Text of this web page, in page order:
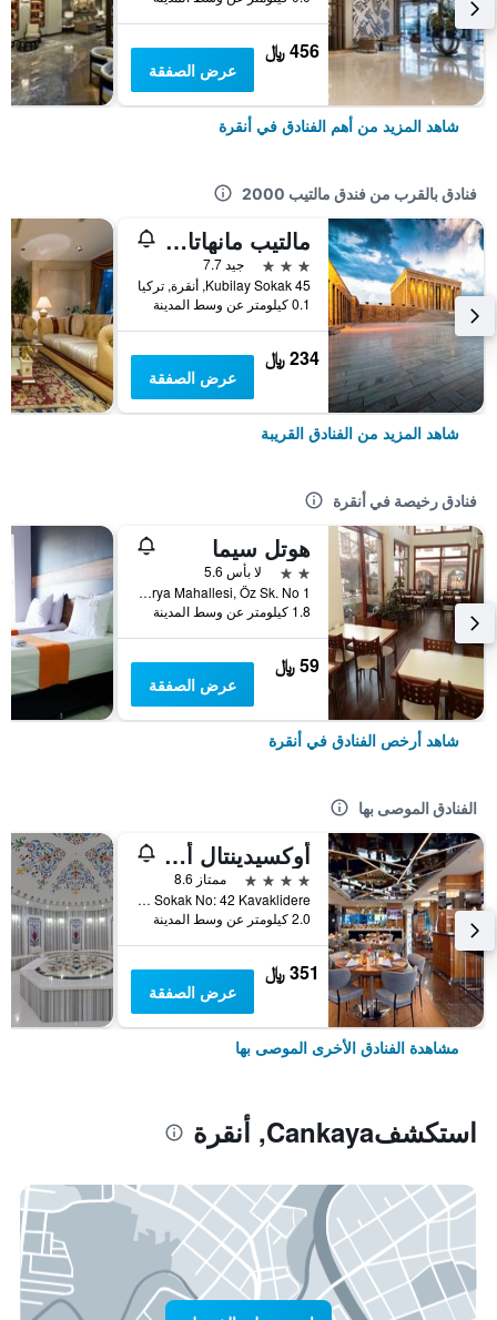
456 ﷼
عرض الصفقة
شاهد المزيد من أهم الفنادق في أنقرة
فنادق بالقرب من فندق مالتيب 2000
مالتيب مانهاتان أوتل
3 نجوم
جيد 7.7
45 Kubilay Sokak, أنقرة, تركيا
0.1 كيلومتر عن وسط المدينة
234 ﷼
عرض الصفقة
شاهد المزيد من الفنادق القريبة
فنادق رخيصة في أنقرة
هوتل سيما
2 نجمتين
لا بأس 5.6
Sakarya Mahallesi, Öz Sk. No 1, أنقرة, تركيا
1.8 كيلومتر عن وسط المدينة
59 ﷼
عرض الصفقة
شاهد أرخص الفنادق في أنقرة
الفنادق الموصى بها
أوكسيدينتال أنقرة
4 نجوم
ممتاز 8.6
Guniz Sokak No: 42 Kavaklidere, أنقرة, تركيا
2.0 كيلومتر عن وسط المدينة
351 ﷼
عرض الصفقة
مشاهدة الفنادق الأخرى الموصى بها
استكشفCankaya, أنقرة